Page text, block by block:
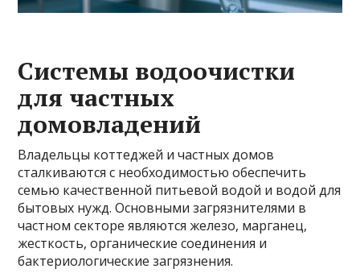
Системы водоочистки
для частных
домовладений
Владельцы коттеджей и частных домов
сталкиваются с необходимостью обеспечить
семью качественной питьевой водой и водой для
бытовых нужд. Основными загрязнителями в
частном секторе являются железо, марганец,
жесткость, органические соединения и
бактериологические загрязнения.